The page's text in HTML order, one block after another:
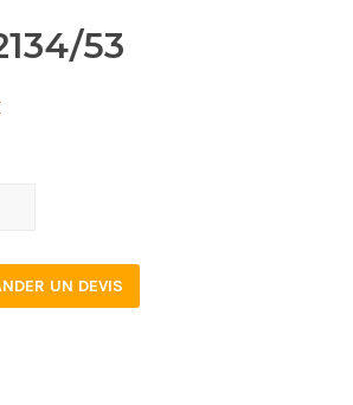
53
UN DEVIS